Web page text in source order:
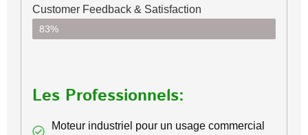
Customer Feedback & Satisfaction​
83%
Les Professionnels:
Moteur industriel pour un usage commercial